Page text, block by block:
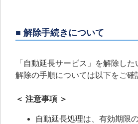
■ 解除手続きについて
「自動延長サービス」を解除し
解除の手順については以下をご確
＜ 注意事項 ＞
自動延長処理は、有効期限